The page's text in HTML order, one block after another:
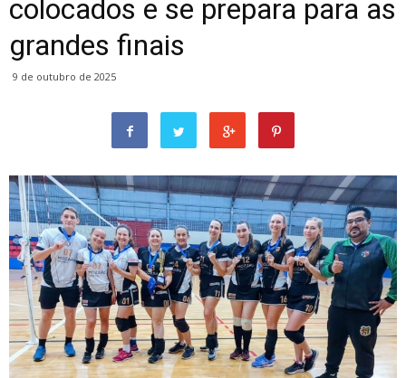
colocados e se prepara para as
grandes finais
9 de outubro de 2025